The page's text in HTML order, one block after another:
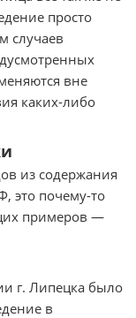
просто
случаев
вне
каких-либо
из содержания
это почему-то
примеров —
г. Липецка было
в